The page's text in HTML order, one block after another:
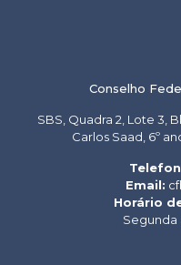
Conselho
SBS, Quadra 2, Lote 3,
Carlos Saad, 6º
Email:
Horário
Segunda